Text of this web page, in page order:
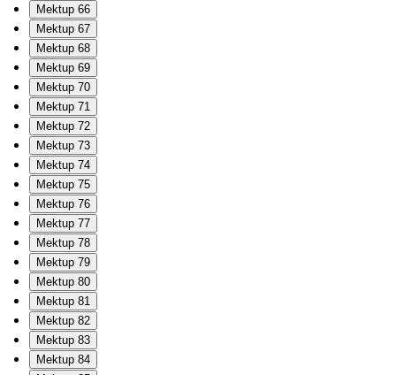
Mektup 66
Mektup 67
Mektup 68
Mektup 69
Mektup 70
Mektup 71
Mektup 72
Mektup 73
Mektup 74
Mektup 75
Mektup 76
Mektup 77
Mektup 78
Mektup 79
Mektup 80
Mektup 81
Mektup 82
Mektup 83
Mektup 84